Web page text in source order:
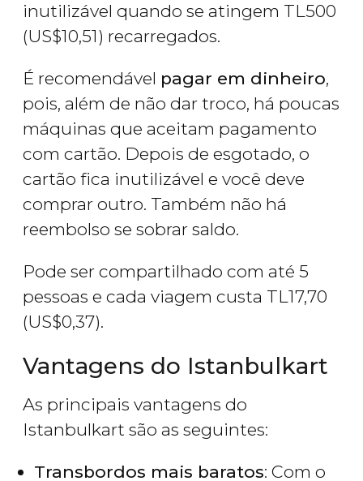
inutilizável quando se atingem TL500
(US$10,51) recarregados.
É recomendável pagar em dinheiro,
pois, além de não dar troco, há poucas
máquinas que aceitam pagamento
com cartão. Depois de esgotado, o
cartão fica inutilizável e você deve
comprar outro. Também não há
reembolso se sobrar saldo.
Pode ser compartilhado com até 5
pessoas e cada viagem custa TL17,70
(US$0,37).
Vantagens do Istanbulkart
As principais vantagens do
Istanbulkart são as seguintes:
Transbordos mais baratos: Com o